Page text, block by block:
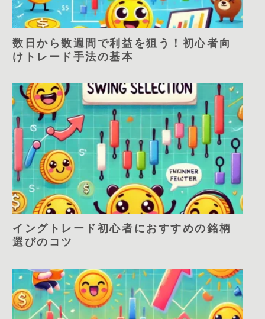
数日から数週間で利益を狙う！初心者向
けトレード手法の基本
イングトレード初心者におすすめの銘柄
選びのコツ